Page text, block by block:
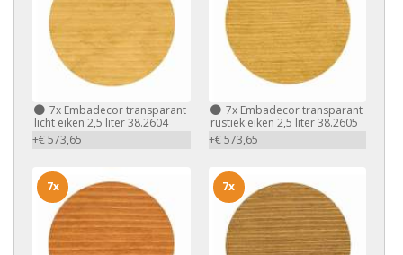
7x Embadecor transparant
licht eiken 2,5 liter 38.2604
+€ 573,65
7xEmbadecor transparant
rustiek eiken 2,5 liter 38.2605
+€ 573,65
7x 7x